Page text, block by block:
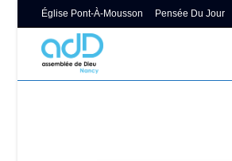
Église Pont-À-Mousson Pensée Du Jour